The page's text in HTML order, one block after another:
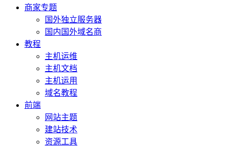
商家专题
国外独立服务器
国内国外域名商
教程
主机运维
主机文档
主机运用
域名教程
前端
网站主题
建站技术
资源工具